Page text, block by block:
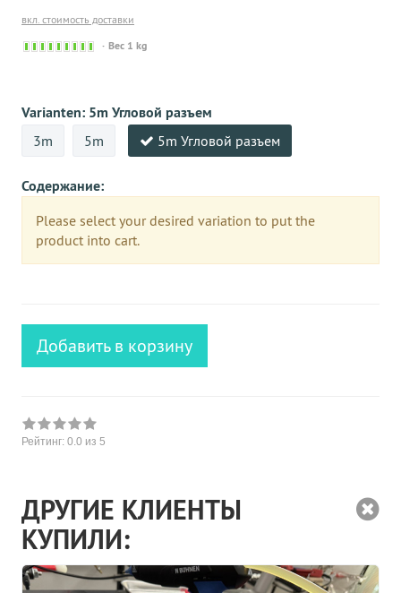
вкл. стоимость доставки
Sofort
Вес 1 kg
Varianten: 5m Угловой разъем
3m 5m 5m Угловой разъем
Содержание:
Please select your desired variation to put the
product into cart.
Добавить в корзину
Рейтинг: 0.0 из 5
ДРУГИЕ КЛИЕНТЫ
КУПИЛИ: